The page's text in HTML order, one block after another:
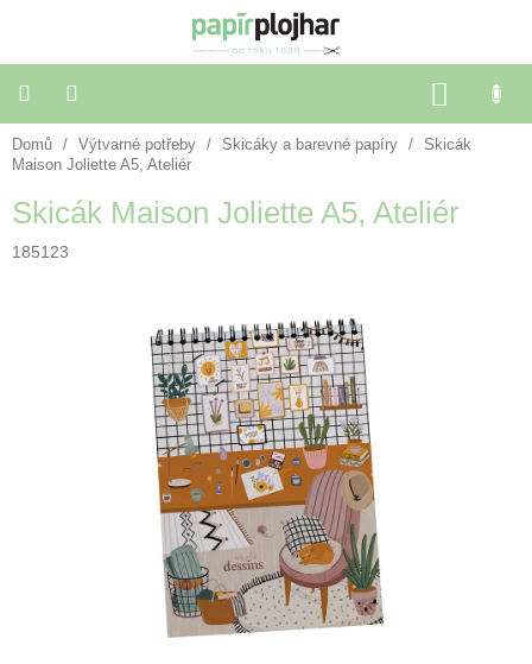
KOŠÍK
Balení
dárků
Dekorace
a
doplňky
Domů / Výtvarné potřeby / Skicáky a barevné papíry /
Skicák
Maison Joliette A5, Ateliér
Skicák Maison Joliette A5, Ateliér
185123